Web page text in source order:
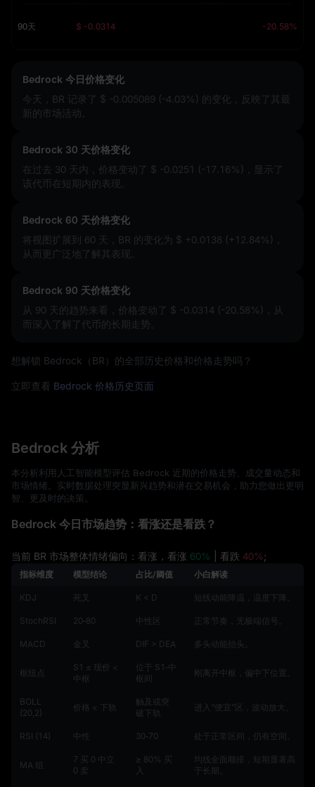
90天 $ -0.0314 -20.58%
Bedrock 今日价格变化
今天，BR 记录了 $ -0.005089 (-4.03%) 的变化，反映了其最
新的市场活动。
Bedrock 30 天价格变化
在过去 30 天内，价格变动了 $ -0.0251 (-17.16%)
，显示了
该代币在短期内的表现。
Bedrock 60 天价格变化
将视图扩展到 60 天，BR 的变化为 $ +0.0138 (+12.84%)
从而更广泛地了解其表现。
Bedrock 90 天价格变化
从 90 天的趋势来看，价格变动了 $ -0.0314 (-20.58%)
，从
而深入了解了代币的长期走势。
想解锁 Bedrock（BR）的全部历史价格和价格走势吗？
立即查看 Bedrock 价格历史页面
Bedrock 分析
本分析利用人工智能模型评估 Bedrock 近期的价格走势、成交量动态和
市场情绪。实时数据处理突显新兴趋势和潜在交易机会，助力您做出更明
智、更及时的决策。
Bedrock 今日市场趋势：看涨还是看跌？
当前 BR 市场整体情绪偏向：看涨，看涨 60% | 看跌 40%;
指标维度 模型结论 占比/阈值 小白解读
KDJ 死叉 K < D 短线动能降温，温度下降。
StochRSI 20‑80 中性区 正常节奏，无极端信号。
MACD 金叉 DIF > DEA 多头动能抬头。
枢纽点
S1 ≤ 现价 <
中枢
位于 S1‑中
枢间
刚离开中枢，偏中下位置。
BOLL
(20,2)
价格 < 下轨
触及或突
破下轨
进入“便宜”区，波动放大。
RSI (14) 中性 30‑70 处于正常区间，仍有空间。
MA 组
7 买 0 中立
0 卖
≥ 80% 买
入
均线全面顺排，短期显著高
于长期。